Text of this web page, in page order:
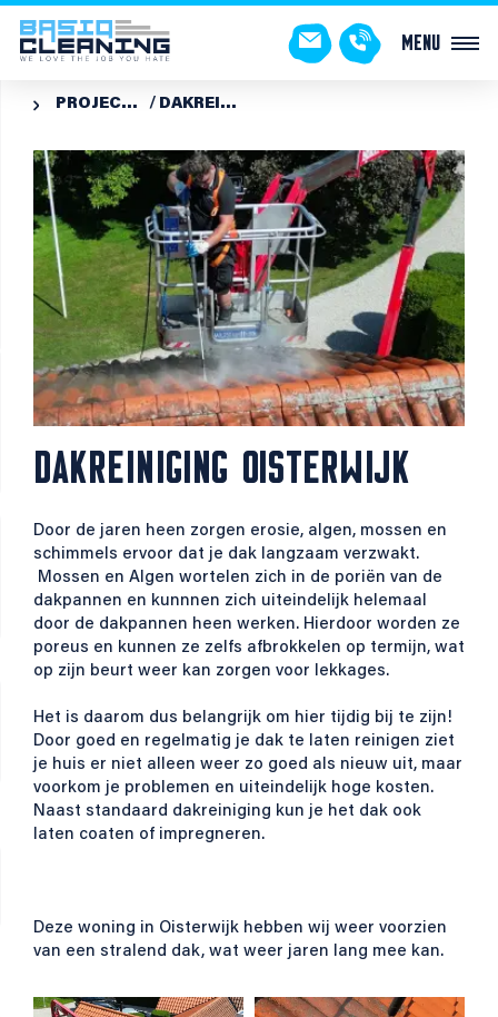
Menu
 PROJECTEN DAKREINIGING OISTERWIJK
DAKREINIGING OISTERWIJK
Door de jaren heen zorgen erosie, algen, mossen en
schimmels ervoor dat je dak langzaam verzwakt.
Mossen en Algen wortelen zich in de poriën van de
dakpannen en kunnnen zich uiteindelijk helemaal
door de dakpannen heen werken. Hierdoor worden ze
poreus en kunnen ze zelfs afbrokkelen op termijn, wat
op zijn beurt weer kan zorgen voor lekkages.
Het is daarom dus belangrijk om hier tijdig bij te zijn!
Door goed en regelmatig je dak te laten reinigen ziet
je huis er niet alleen weer zo goed als nieuw uit, maar
voorkom je problemen en uiteindelijk hoge kosten.
Naast standaard dakreiniging kun je het dak ook
laten coaten of impregneren.
Deze woning in Oisterwijk hebben wij weer voorzien
van een stralend dak, wat weer jaren lang mee kan.